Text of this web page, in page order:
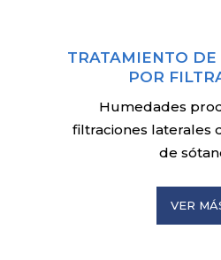
TRATAMIENTO
POR
Humedades
filtraciones laterales
de
VER